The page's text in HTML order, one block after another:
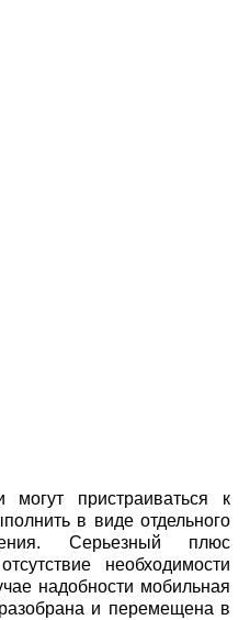
пристраиваться к
в виде отдельного
Серьезный плюс
необходимости
надобности мобильная
и перемещена в